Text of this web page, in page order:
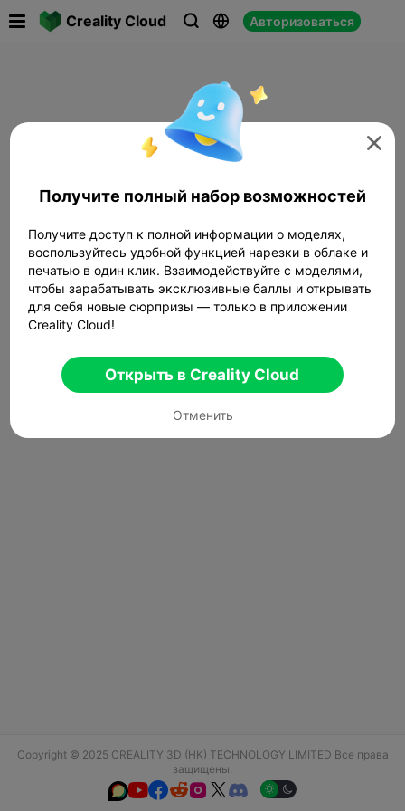
Creality Cloud   Авторизоваться
Copyright © 2025 CREALITY 3D (HK) TECHNOLOGY LIMITED Все права
защищены.
  

Получите полный набор возможностей
Получите доступ к полной информации о моделях,
воспользуйтесь удобной функцией нарезки в облаке и
печатью в один клик. Взаимодействуйте с моделями,
чтобы зарабатывать эксклюзивные баллы и открывать
для себя новые сюрпризы — только в приложении
Creality Cloud!
Открыть в Creality Cloud
Отменить